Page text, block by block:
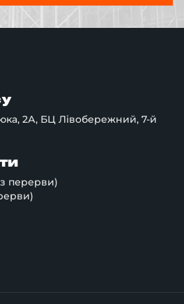
2А, БЦ Лівобережний, 7-й
перерви)